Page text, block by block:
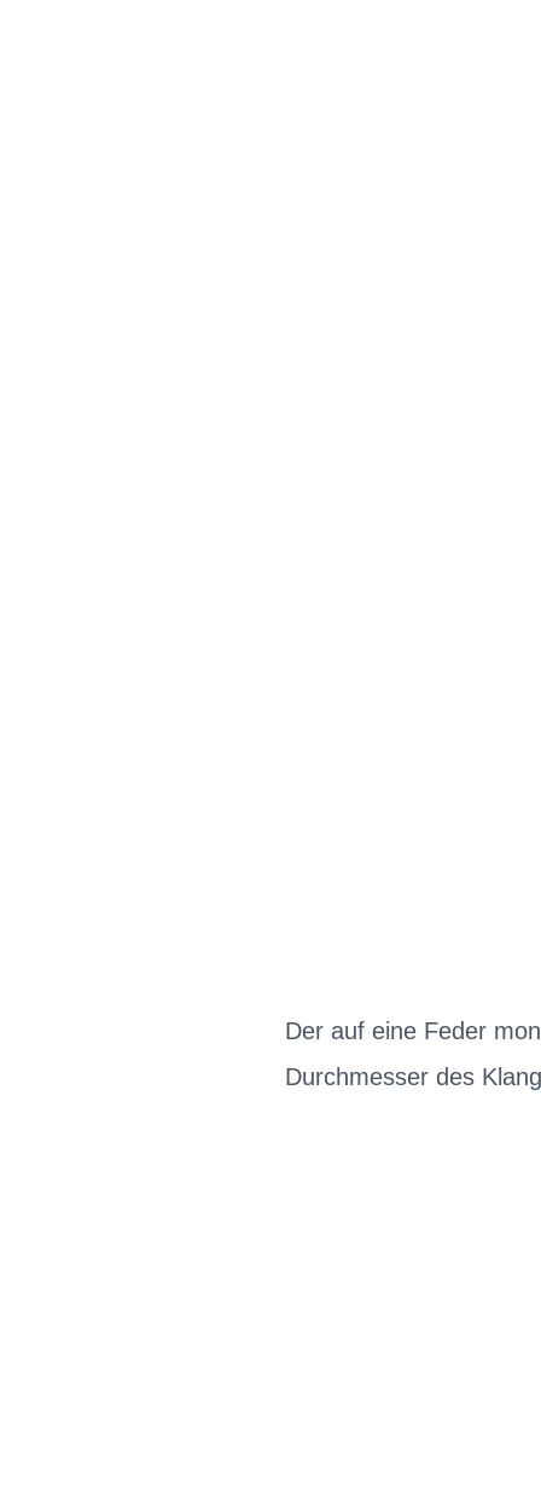
Der auf eine Feder
Durchmesser des